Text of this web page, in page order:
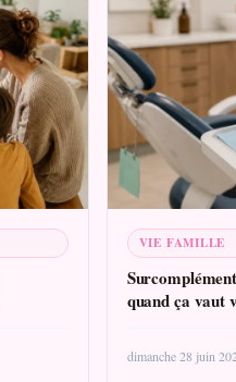
VIE FAMILLE
quand ça vaut
dimanche 28 juin